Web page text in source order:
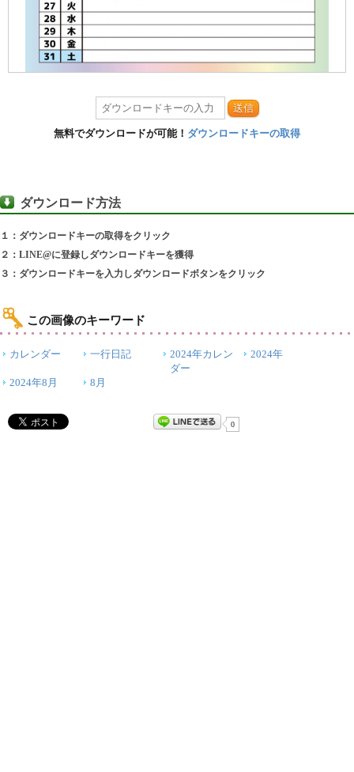
送信
無料でダウンロードが可能！ ダウンロードキーの取得
ダウンロード方法
１：ダウンロードキーの取得をクリック
２：LINE@に登録しダウンロードキーを獲得
３：ダウンロードキーを入力しダウンロードボタンをクリック
この画像のキーワード
カレンダー 一行日記
2024年カレン
ダー
2024年
2024年8月 8月
0